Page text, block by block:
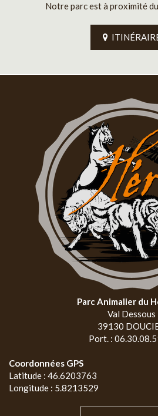
Notre parc est à proximité
Parc Animalier du
Val Dessous
39130
Port. :
Coordonnées GPS
Latitude : 46.6203763
Longitude : 5.8213529